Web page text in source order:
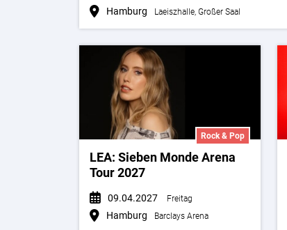
Hamburg Laeiszhalle, Großer Saal
Rock & Pop
LEA: Sieben Monde Arena
Tour 2027
09.04.2027 Freitag
Hamburg Barclays Arena